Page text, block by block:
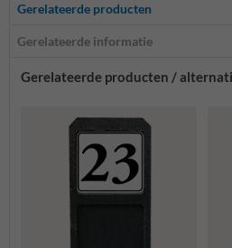
Gerelateerde producten
Gerelateerde informatie
Gerelateerde producten /